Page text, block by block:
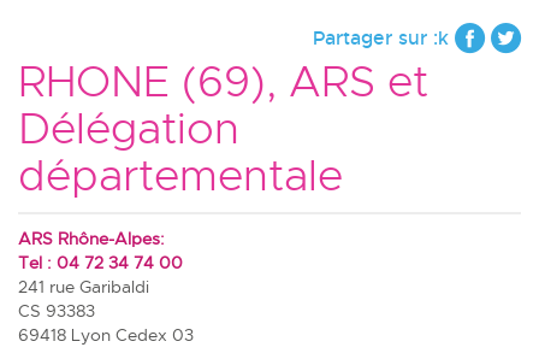
Partager sur :k
RHONE (69), ARS et
Délégation
départementale
ARS Rhône-Alpes:
Tel : 04 72 34 74 00
241 rue Garibaldi
CS 93383
69418 Lyon Cedex 03